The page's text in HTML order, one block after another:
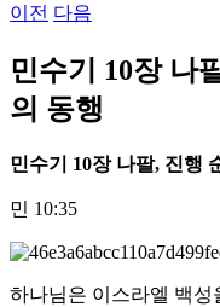
이전 다음
민수기 10장 나
의 동행
민수기 10장 나팔, 진행
민 10:35
하나님은 이스라엘 백성